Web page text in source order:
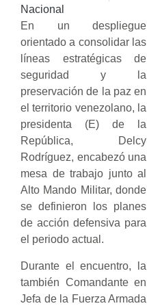
Nacional
En un despliegue
orientado a consolidar las
líneas estratégicas de
seguridad y la
preservación de la paz en
el territorio venezolano, la
presidenta (E) de la
República, Delcy
Rodríguez, encabezó una
mesa de trabajo junto al
Alto Mando Militar, donde
se definieron los planes
de acción defensiva para
el periodo actual.
Durante el encuentro, la
también Comandante en
Jefa de la Fuerza Armada